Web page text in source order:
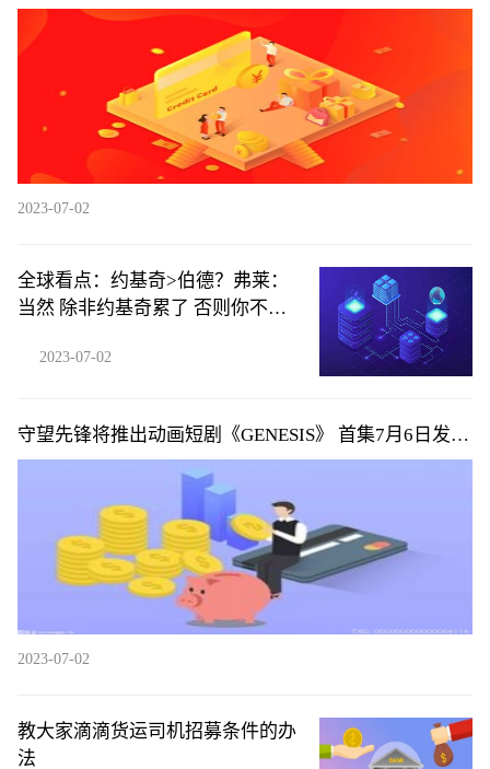
更好_随风直到夜郎西还是随君直到夜郎西
2023-07-02
全球看点：约基奇>伯德？弗莱：
当然 除非约基奇累了 否则你不可
2023-07-02
守望先锋将推出动画短剧《GENESIS》 首集7月6日发布|
环球微头条
2023-07-02
教大家滴滴货运司机招募条件的办
法